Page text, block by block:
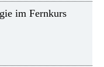
im Fernkurs